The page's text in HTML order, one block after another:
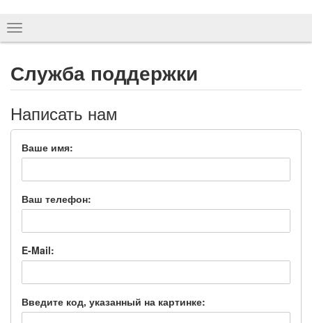
Показать
навигацию
Служба поддержки
Написать нам
Ваше имя:
Ваш телефон:
E-Mail:
Введите код, указанный на картинке: